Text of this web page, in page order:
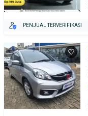
PENJUAL TERVERIFIKASI